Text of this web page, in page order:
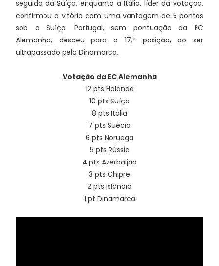
seguida da Suíça, enquanto a Itália, líder da votação,
confirmou a vitória com uma vantagem de 5 pontos
sob a Suíça. Portugal, sem pontuação da EC
Alemanha, desceu para a 17.ª posição, ao ser
ultrapassado pela Dinamarca.
Votação da EC Alemanha
12 pts Holanda
10 pts Suíça
8 pts Itália
7 pts Suécia
6 pts Noruega
5 pts Rússia
4 pts Azerbaijão
3 pts Chipre
2 pts Islândia
1 pt Dinamarca